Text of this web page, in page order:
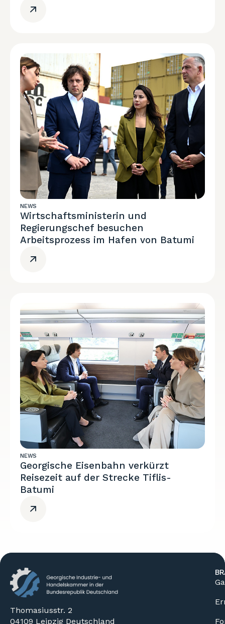
NEWS
Wirtschaftsministerin und
Regierungschef besuchen
Arbeitsprozess im Hafen von Batumi
NEWS
Georgische Eisenbahn verkürzt
Reisezeit auf der Strecke Tiflis-
Batumi
Thomasiusstr. 2
04109 Leipzig Deutschland